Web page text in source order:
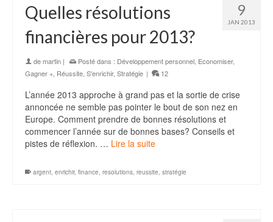
9
JAN 2013
Quelles résolutions
financières pour 2013?
demartin | Posté dans : Développement personnel Economiser,
Gagner + Réussite S'enrichir, Stratégie | 12
L’année 2013 approche à grand pas et la sortie de crise
annoncée ne semble pas pointer le bout de son nez en
Europe. Comment prendre de bonnes résolutions et
commencer l’année sur de bonnes bases? Conseils et
pistes de réflexion. … Lire la suite
argent, enrichir, finance, resolutions, reussite, stratégie